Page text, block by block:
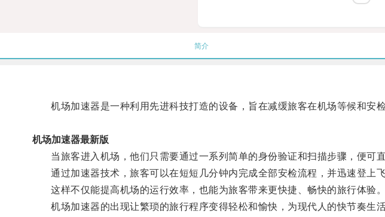
简介
机场加速器是一种利用先进科技打造的设备，旨在减缓旅客在机场等候和安检
机场加速器最新版
当旅客进入机场，他们只需要通过一系列简单的身份验证和扫描步骤，便可直
通过加速器技术，旅客可以在短短几分钟内完成全部安检流程，并迅速登上飞
这样不仅能提高机场的运行效率，也能为旅客带来更快捷、畅快的旅行体验。
机场加速器的出现让繁琐的旅行程序变得轻松和愉快，为现代人的快节奏生活